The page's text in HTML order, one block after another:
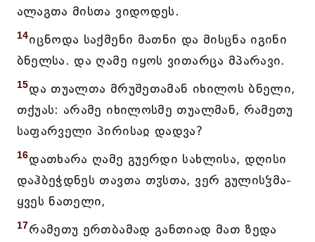
ალაგთა მისთა ვიდოდეს.
14იცნოდა საქმენი მათნი და მისცნა იგინი
ბნელსა. და ღამე იყოს ვითარცა მპარავი.
15და თუალთა მრუშეთამან იხილოს ბნელი,
თქუას: არამე იხილოსმე თუალმან, რამეთუ
საფარველი პირისაჲ დადვა?
16დათხარა ღამე გუერდი სახლისა, დღისი
დაჰბეჭდნეს თავთა თჳსთა, ვერ გულისჴმა-
ყვეს ნათელი,
17რამეთუ ერთბამად განთიად მათ ზედა